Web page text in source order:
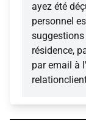
ayez été
personnel
résidence,
par email à